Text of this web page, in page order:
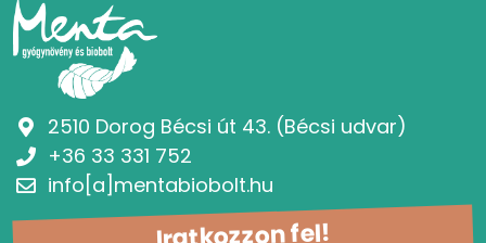
2510 Dorog Bécsi út 43. (Bécsi udvar)
+36 33 331 752
info[a]mentabiobolt.hu